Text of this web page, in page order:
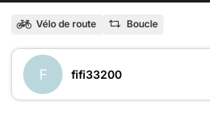
Vélo de route Boucle
F fifi33200